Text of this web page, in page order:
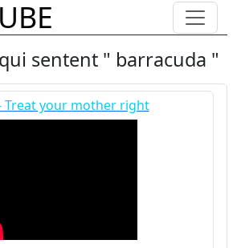
sentent " barracuda "
Treat your mother right